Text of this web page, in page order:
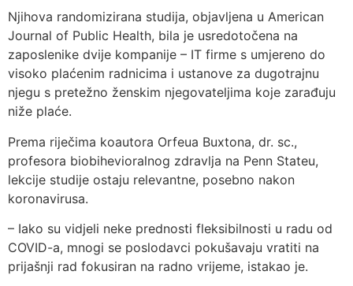
Njihova randomizirana studija, objavljena u American
Journal of Public Health, bila je usredotočena na
zaposlenike dvije kompanije – IT firme s umjereno do
visoko plaćenim radnicima i ustanove za dugotrajnu
njegu s pretežno ženskim njegovateljima koje zarađuju
niže plaće.
Prema riječima koautora Orfeua Buxtona, dr. sc.,
profesora biobihevioralnog zdravlja na Penn Stateu,
lekcije studije ostaju relevantne, posebno nakon
koronavirusa.
– Iako su vidjeli neke prednosti fleksibilnosti u radu od
COVID-a, mnogi se poslodavci pokušavaju vratiti na
prijašnji rad fokusiran na radno vrijeme, istakao je.